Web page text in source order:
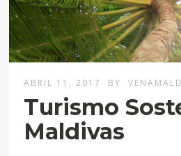
ABRIL 11, 2017 BY
Turismo
Maldivas